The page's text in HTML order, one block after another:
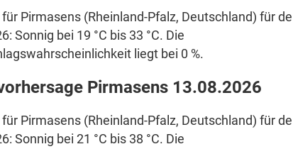
Pirmasens (Rheinland-Pfalz, Deutschland) für
Sonnig bei 19 °C bis 33 °C. Die
liegt bei 0 %.
Pirmasens 13.08.2026
Pirmasens (Rheinland-Pfalz, Deutschland) für
Sonnig bei 21 °C bis 38 °C. Die